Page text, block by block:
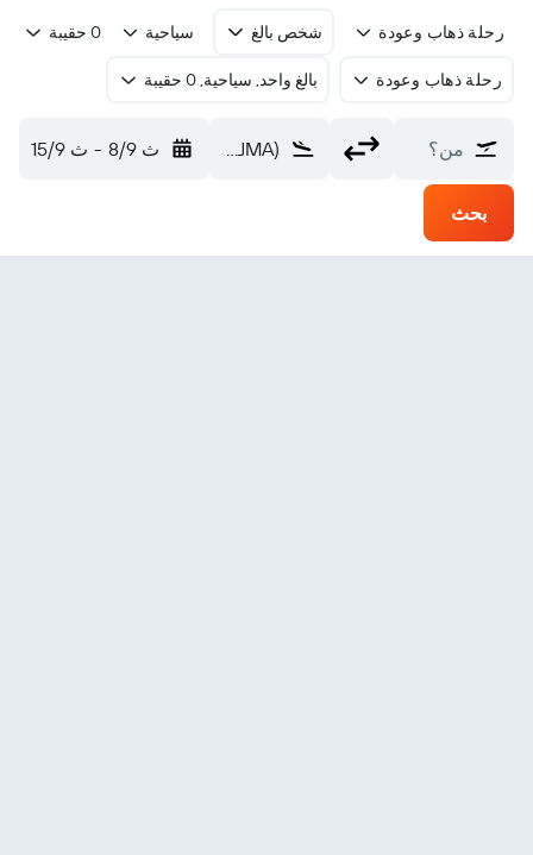
رحلة ذهاب وعودة شخص بالغ سياحية 0 حقيبة
رحلة ذهاب وعودة بالغ واحد, سياحية, 0 حقيبة
من؟ Manhuacu Elias Breder (JMA) ث 8/9 - ث 15/9
بحث